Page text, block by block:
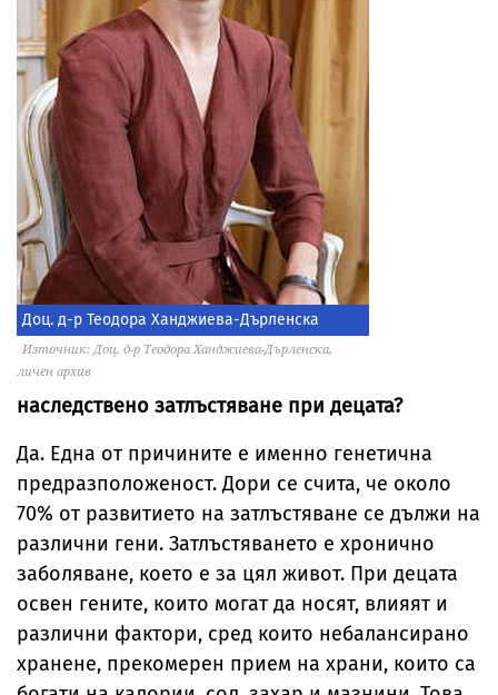
Доц. д-р Теодора Ханджиева-Дърленска
Източник: Доц. д-р Теодора Ханджиева-Дърленска,
личен архив
наследствено затлъстяване при децата?
Да. Една от причините е именно генетична
предразположеност. Дори се счита, че около
70% от развитието на затлъстяване се дължи на
различни гени. Затлъстяването е хронично
заболяване, което е за цял живот. При децата
освен гените, които могат да носят, влияят и
различни фактори, сред които небалансирано
хранене, прекомерен прием на храни, които са